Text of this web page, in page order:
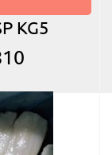
KG5